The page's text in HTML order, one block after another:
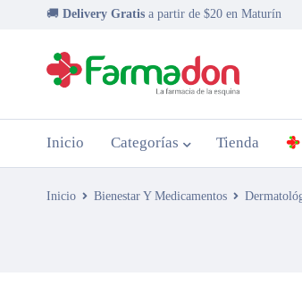
🚚 Delivery Gratis a partir de $20 en Maturín
Inicio Categorías Tienda
Inicio Bienestar Y Medicamentos